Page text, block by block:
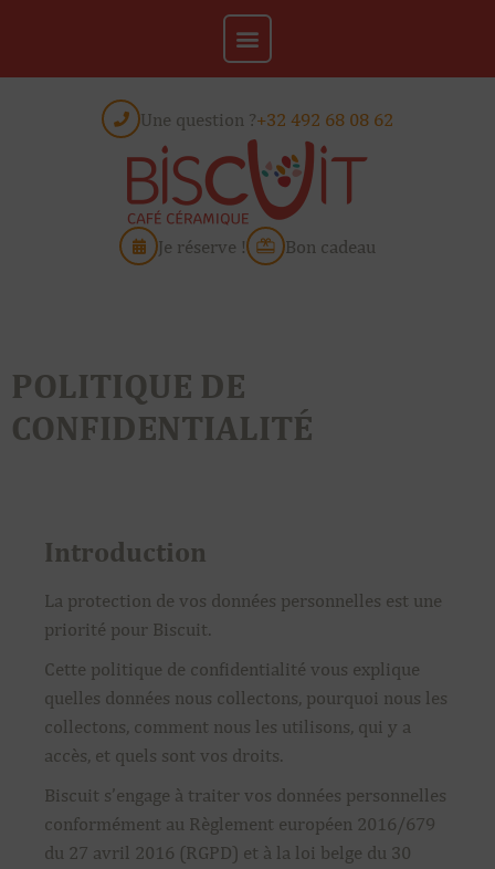
Une question ?+32 492 68 08 62
Je réserve ! Bon cadeau
POLITIQUE DE
CONFIDENTIALITÉ
Introduction
La protection de vos données personnelles est une
priorité pour Biscuit.
Cette politique de confidentialité vous explique
quelles données nous collectons, pourquoi nous les
collectons, comment nous les utilisons, qui y a
accès, et quels sont vos droits.
Biscuit s’engage à traiter vos données personnelles
conformément au Règlement européen 2016/679
du 27 avril 2016 (RGPD) et à la loi belge du 30